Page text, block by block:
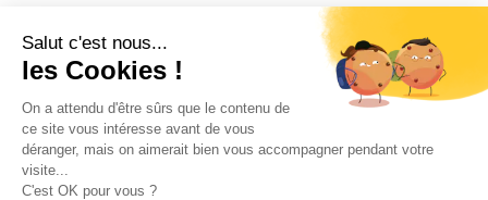
Salut c'est nous...
les Cookies !
On a attendu d'être sûrs que le contenu de
ce site vous intéresse avant de vous
déranger, mais on aimerait bien vous accompagner pendant votre
visite...
C'est OK pour vous ?
Faire appel à nos
professionnels pour votre
extension : 4 bonnes raisons